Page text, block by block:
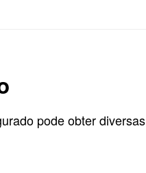
pode obter diversas